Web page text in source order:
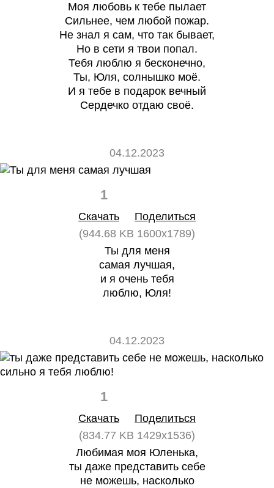
Моя любовь к тебе пылает
Сильнее, чем любой пожар.
Не знал я сам, что так бывает,
Но в сети я твои попал.
Тебя люблю я бесконечно,
Ты, Юля, солнышко моё.
И я тебе в подарок вечный
Сердечко отдаю своё.
04.12.2023
1
Скачать
Поделиться
(944.68 KB 1600x1789)
Ты для меня
самая лучшая,
и я очень тебя
люблю, Юля!
04.12.2023
1
Скачать
Поделиться
(834.77 KB 1429x1536)
Любимая моя Юленька,
ты даже представить себе
не можешь, насколько